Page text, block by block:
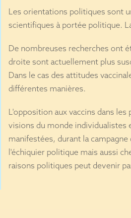
Les orientations politiques sont
scientifiques à portée politique.
De nombreuses recherches ont
droite sont actuellement plus
Dans le cas des attitudes
différentes manières.
L'opposition aux vaccins dans
visions du monde individualistes
manifestées, durant la
l'échiquier politique mais aussi
raisons politiques peut devenir